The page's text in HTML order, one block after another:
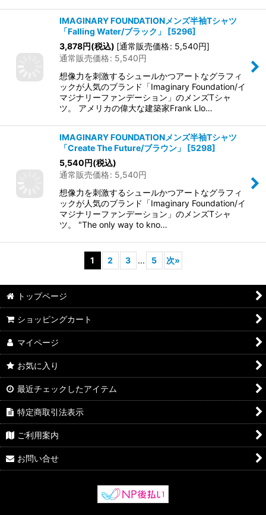
IMAGINARY FOUNDATIONメンズ半袖Tシャツ
「Falling Water/ブラック」
[5296]
3,878円(税込) [通常販売価格: 5,540円]
通常販売価格: 5,540円
想像力を刺激するシュールかつアートなグラフィ
ックが人気のブランド「Imaginary Foundation/イ
マジナリーファンデーション」のメンズTシャ
ツ。 アメリカの偉大な建築家Frank Llo…
IMAGINARY FOUNDATIONメンズ半袖Tシャツ
「Create The Future/ブラウン」
[5298]
5,540円(税込)
通常販売価格: 5,540円
想像力を刺激するシュールかつアートなグラフィ
ックが人気のブランド「Imaginary Foundation/イ
マジナリーファンデーション」のメンズTシャ
ツ。 "The only way to kno…
1 2 3 ... 5 次»
トップページ
ショッピングカート
マイページ
お気に入り
最近チェックしたアイテム
特定商取引法表示
ご利用案内
お問い合せ